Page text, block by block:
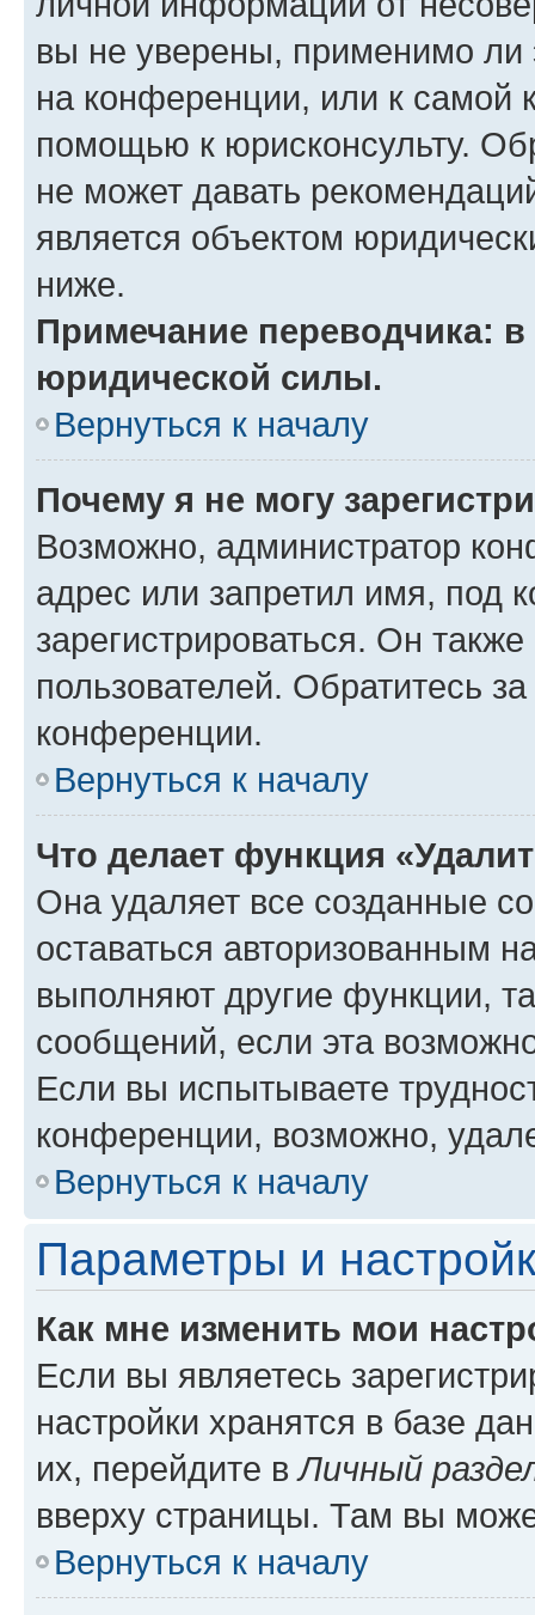
вы не уверены, применимо ли
на конференции, или к самой
помощью к юрисконсульту.
не может давать
является объектом
ниже.
Примечание переводчика:
юридической силы.
Вернуться к началу
Почему я не могу
Возможно, администратор
адрес или запретил имя, под
зарегистрироваться. Он
пользователей. Обратитесь
конференции.
Вернуться к началу
Что делает функция
Она удаляет все созданные
оставаться авторизованным
выполняют другие функции,
сообщений, если эта
Если вы испытываете
конференции, возможно,
Вернуться к началу
Параметры и
Как мне изменить мои
Если вы являетесь
настройки хранятся в базе
их, перейдите вЛичный
вверху страницы. Там вы
Вернуться к началу